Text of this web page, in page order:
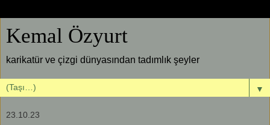
Kemal Özyurt
karikatür ve çizgi dünyasından tadımlık şeyler
▼
23.10.23